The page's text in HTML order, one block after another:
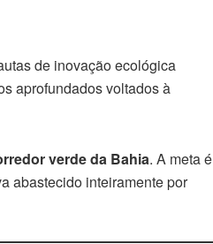
de inovação ecológica
aprofundados voltados à
verde da Bahia. A meta é
abastecido inteiramente por